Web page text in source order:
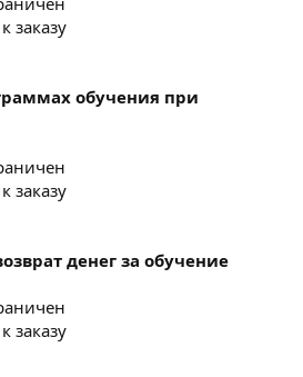
заказу
обучения при
заказу
денег за обучение
заказу